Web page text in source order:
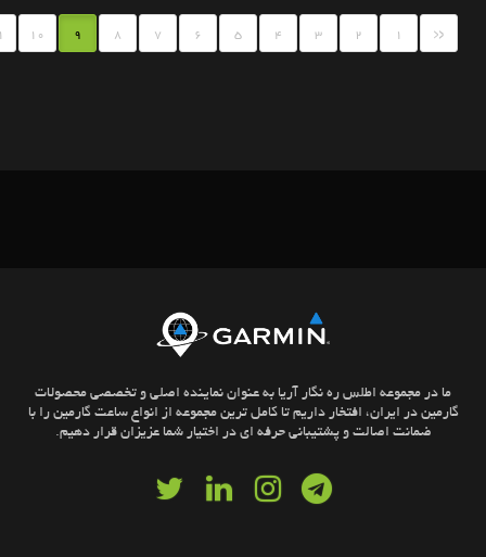
«
1
2
3
4
5
6
7
8
9
10
ما در مجموعه اطلس ره نگار آریا به عنوان نماینده اصلی و تخصصی محصولات
گارمین در ایران، افتخار داریم تا کامل ترین مجموعه از انواع ساعت گارمین را با
ضمانت اصالت و پشتیبانی حرفه ای در اختیار شما عزیزان قرار دهیم.